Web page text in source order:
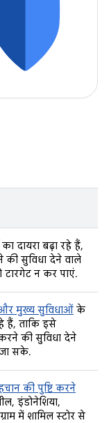
का दायरा बढ़ा रहे हैं,
की सुविधा देने वाले
न कर पाएं.
और मुख्य सुविधाओं के
हैं, ताकि इसे
की सुविधा देने
सके.
की पुष्टि करने
इंडोनेशिया,
में शामिल स्टोर से